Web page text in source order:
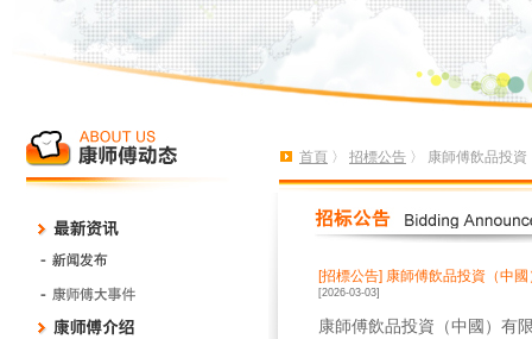
首頁 〉 招標公告 〉 康師傅飲品投
[招標公告] 康師傅飲品投資（中
[2026-03-03]
康師傅飲品投資（中國）有